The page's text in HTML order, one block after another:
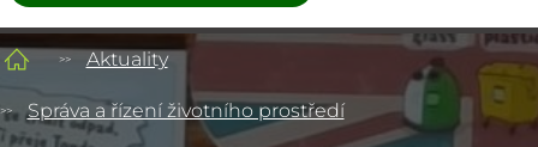
Aktuality
Správa a řízení životního prostředí